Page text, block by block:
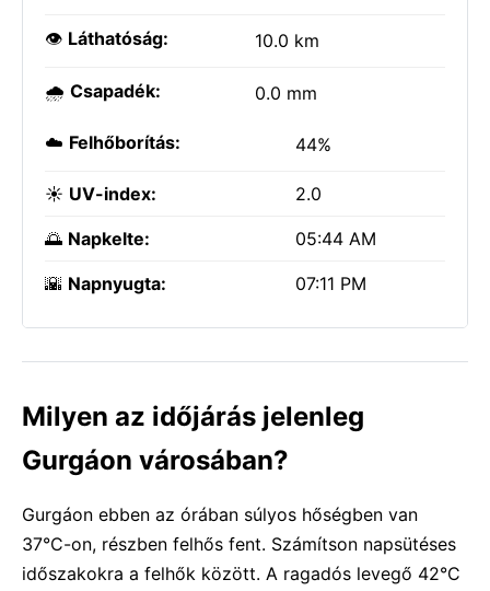
👁️ Láthatóság: 10.0 km
🌧️ Csapadék: 0.0 mm
☁️ Felhőborítás: 44%
☀️ UV-index: 2.0
🌅 Napkelte: 05:44 AM
🌇 Napnyugta: 07:11 PM
Milyen az időjárás jelenleg
Gurgáon városában?
Gurgáon ebben az órában súlyos hőségben van
37°C-on, részben felhős fent. Számítson napsütéses
időszakokra a felhők között. A ragadós levegő 42°C